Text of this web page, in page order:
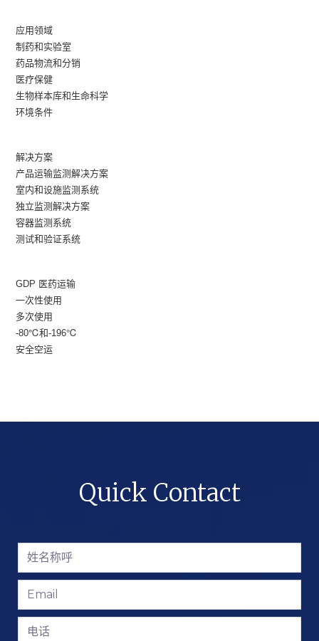
应用领域
制药和实验室
药品物流和分销
医疗保健
生物样本库和生命科学
环境条件
解决方案
产品运输监测解决方案
室内和设施监测系统
独立监测解决方案
容器监测系统
测试和验证系统
GDP 医药运输
一次性使用
多次使用
-80℃和-196℃
安全空运
Quick Contact